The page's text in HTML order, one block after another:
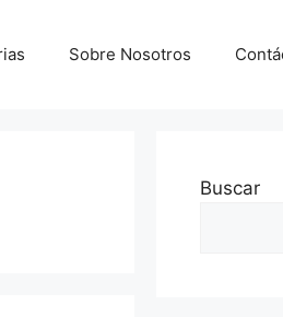
Sobre Nosotros
Buscar